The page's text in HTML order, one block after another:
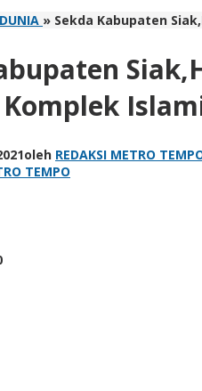
DUNIA » Sekda Kabupaten
oleh REDAKSI METRO
TEMPO